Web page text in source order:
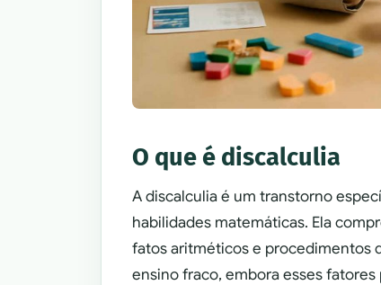
O que é discalculia
A discalculia é um transtorno
habilidades matemáticas. Ela
fatos aritméticos e procedimentos
ensino fraco, embora esses fatores